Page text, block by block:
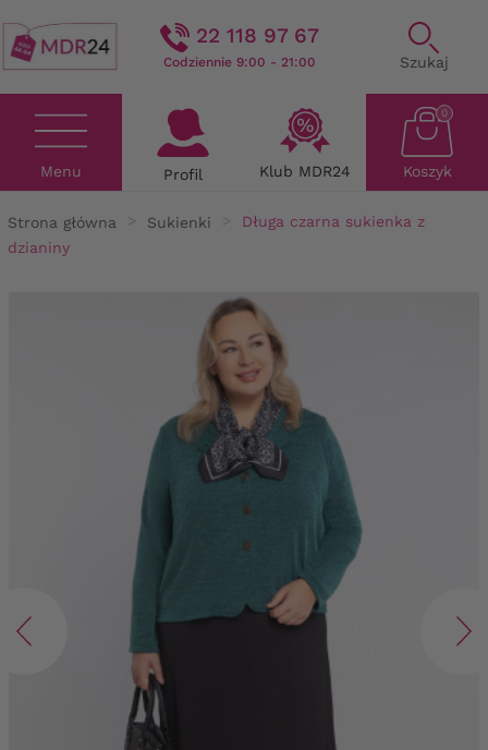
22 118 97 67
Codziennie 9:00 - 21:00 Szukaj
Menu Profil Klub MDR24 Koszyk
0
Strona główna Sukienki
Długa czarna sukienka z
dzianiny